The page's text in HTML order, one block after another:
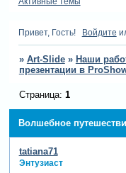
Привет, Гость! Войдите
» Art-Slide » Наши
презентации в
Волшебное
Страница: 1
tatiana71
Энтузиаст